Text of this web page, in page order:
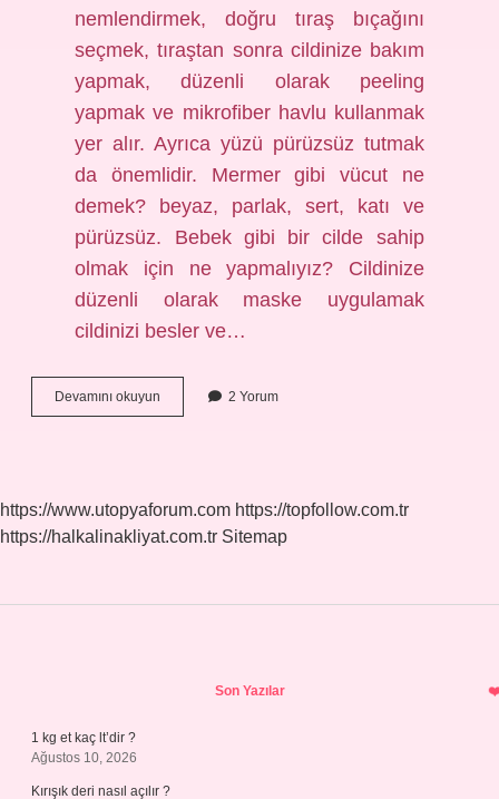
nemlendirmek, doğru tıraş bıçağını
seçmek, tıraştan sonra cildinize bakım
yapmak, düzenli olarak peeling
yapmak ve mikrofiber havlu kullanmak
yer alır. Ayrıca yüzü pürüzsüz tutmak
da önemlidir. Mermer gibi vücut ne
demek? beyaz, parlak, sert, katı ve
pürüzsüz. Bebek gibi bir cilde sahip
olmak için ne yapmalıyız? Cildinize
düzenli olarak maske uygulamak
cildinizi besler ve…
Devamını okuyun
Cilt
2 Yorum
https://www.utopyaforum.com https://topfollow.com.tr
https://halkalinakliyat.com.tr Sitemap
Son Yazılar
1 kg et kaç lt’dir ?
Ağustos 10, 2026
Kırışık deri nasıl açılır ?